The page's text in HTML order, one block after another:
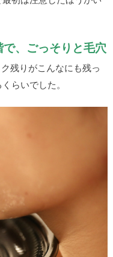
、ごっそりと毛穴
残りがこんなにも残っ
らいでした。